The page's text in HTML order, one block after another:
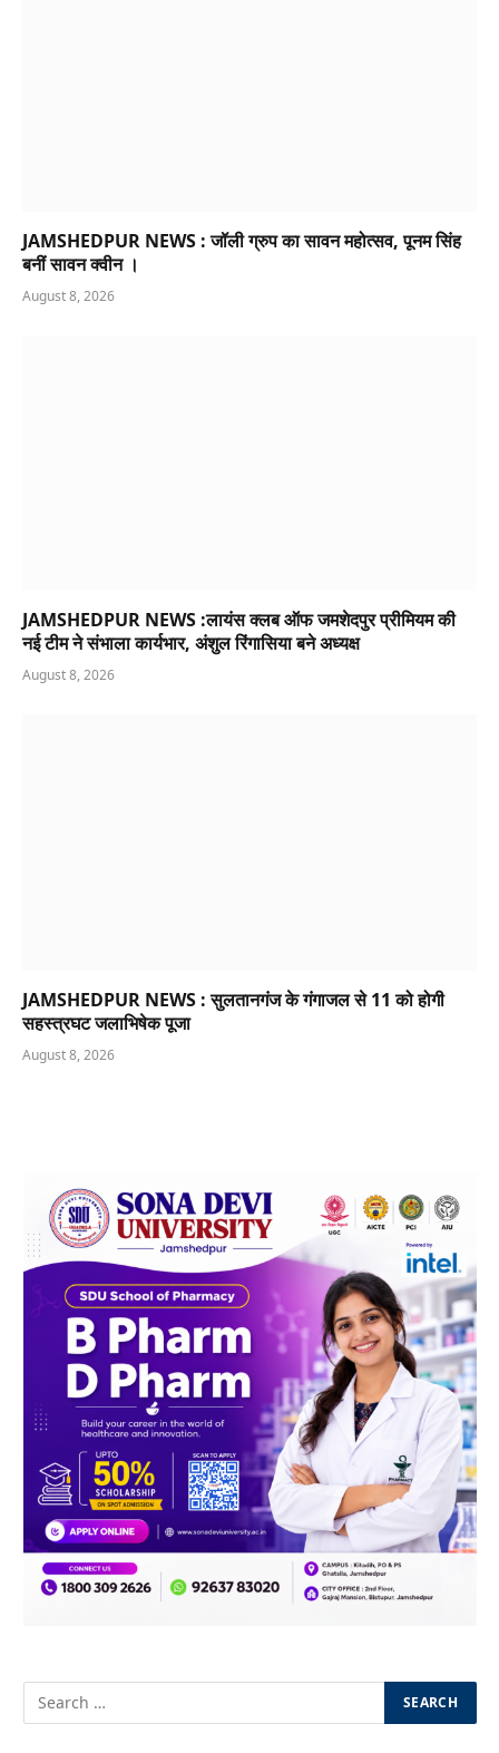
JAMSHEDPUR NEWS : जॉली ग्रुप का सावन महोत्सव, पूनम सिंह
बनीं सावन क्वीन ।
August 8, 2026
JAMSHEDPUR NEWS :लायंस क्लब ऑफ जमशेदपुर प्रीमियम की
नई टीम ने संभाला कार्यभार, अंशुल रिंगासिया बने अध्यक्ष
August 8, 2026
JAMSHEDPUR NEWS : सुलतानगंज के गंगाजल से 11 को होगी
सहस्त्रघट जलाभिषेक पूजा
August 8, 2026